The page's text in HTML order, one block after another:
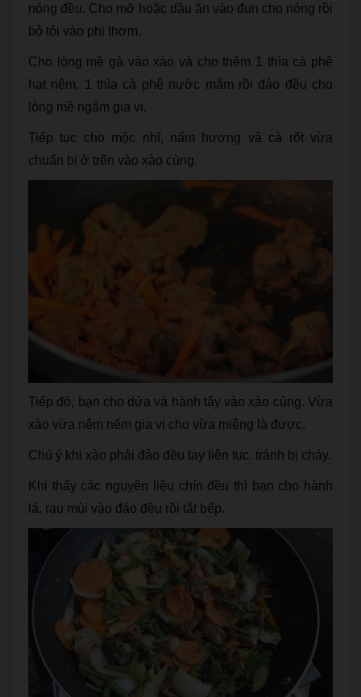
nóng đều. Cho mỡ hoặc dầu ăn vào đun cho nóng rồi
bỏ tỏi vào phi thơm.
Cho lòng mề gà vào xào và cho thêm 1 thìa cà phê
hạt nêm, 1 thìa cà phê nước mắm rồi đảo đều cho
lòng mề ngấm gia vị.
Tiếp tục cho mộc nhĩ, nấm hương và cà rốt vừa
chuẩn bị ở trên vào xào cùng.
Tiếp đó, bạn cho dứa và hành tây vào xào cùng. Vừa
xào vừa nêm nếm gia vị cho vừa miệng là được.
Chú ý khi xào phải đảo đều tay liên tục. tránh bị cháy.
Khi thấy các nguyên liệu chín đều thì bạn cho hành
lá, rau mùi vào đảo đều rồi tắt bếp.